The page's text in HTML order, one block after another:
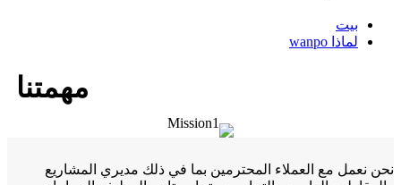
بيت
لماذا wanpo
مهمتنا
نحن نعمل مع العملاء المحترمين بما في ذلك مديري المشاريع